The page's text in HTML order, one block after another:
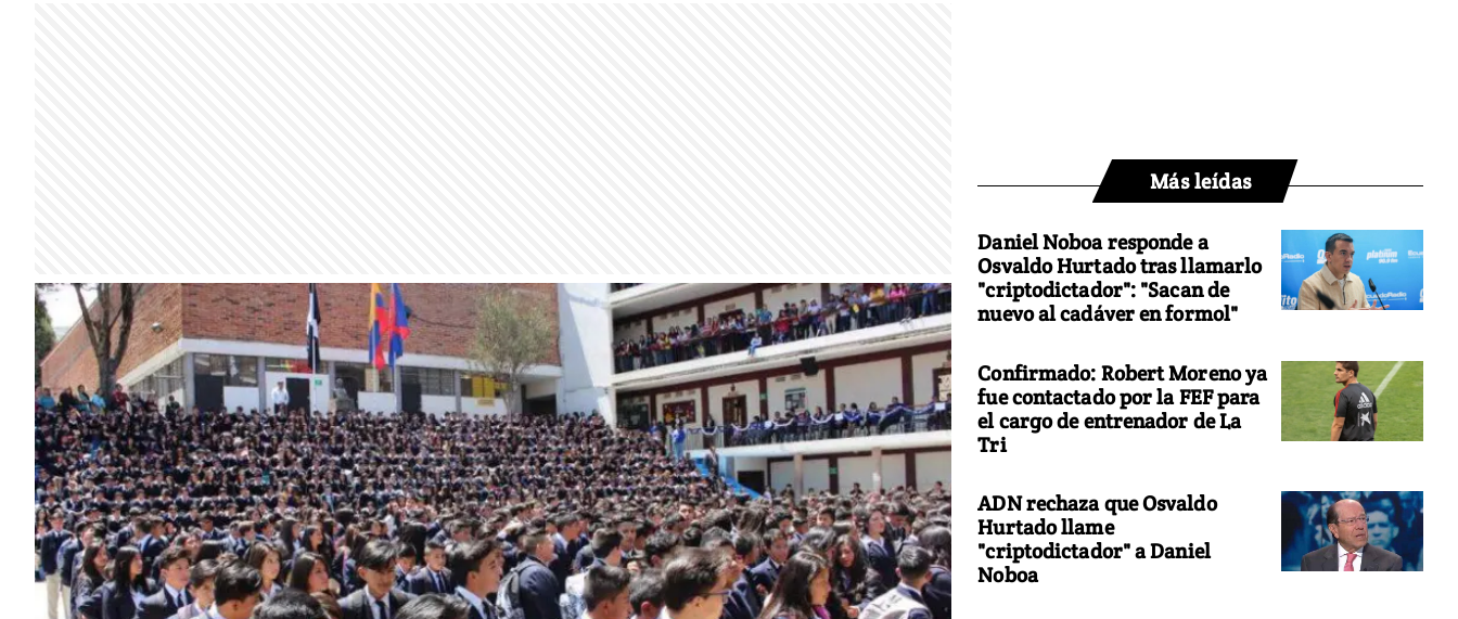
Más leídas
Daniel Noboa responde a
Osvaldo Hurtado tras llamarlo
"criptodictador": "Sacan de
nuevo al cadáver en formol"
Confirmado: Robert Moreno ya
fue contactado por la FEF para
el cargo de entrenador de La
Tri
ADN rechaza que Osvaldo
Hurtado llame
"criptodictador" a Daniel
Noboa